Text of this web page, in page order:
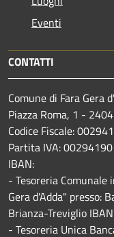
Eventi
CONTATTI
Comune di Fara Gera
Piazza Roma, 1 -
Codice Fiscale:
Partita IVA:
IBAN:
- Tesoreria
Gera d'Adda" presso:
Brianza-Treviglio
- Tesoreria Unica